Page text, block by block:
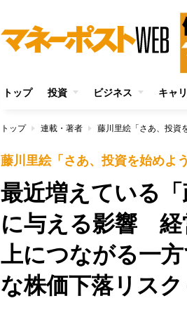
トップ 投資 ビジネス キャ
トップ 連載・著者 藤川里絵「さあ、投資
藤川里絵「さあ、投資を始めよう
最近増えている
に与える影響 経
上につながる一
な株価下落リスク